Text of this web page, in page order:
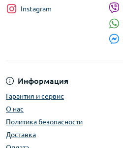
Информация
Гарантия и сервис
О нас
Политика безопасности
Доставка
Instagram